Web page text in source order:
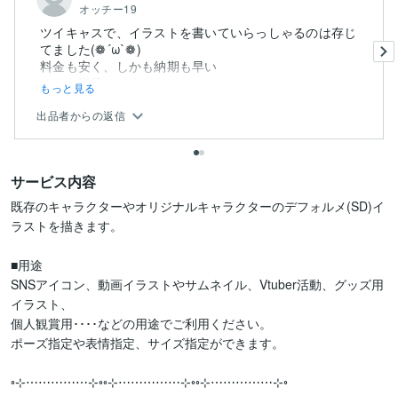
オッチー19
ツイキャスで、イラストを書いていらっしゃるのは存じ
てました(❁´ω`❁)
料金も安く、しかも納期も早い
とても満足してま...
もっと見る
出品者からの返信
サービス内容
既存のキャラクターやオリジナルキャラクターのデフォルメ(SD)イ
ラストを描きます。
■用途
SNSアイコン、動画イラストやサムネイル、Vtuber活動、グッズ用
イラスト、
個人観賞用････などの用途でご利用ください。
ポーズ指定や表情指定、サイズ指定ができます。
◦⊹⋯⋯⋯⋯⋯⊹◦◦⊹⋯⋯⋯⋯⋯⊹◦◦⊹⋯⋯⋯⋯⋯⊹◦